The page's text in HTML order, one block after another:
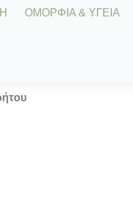
ΟΜΟΡΦΙΑ & ΥΓΕΙΑ